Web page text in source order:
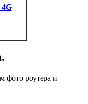
4G
фото роутера и